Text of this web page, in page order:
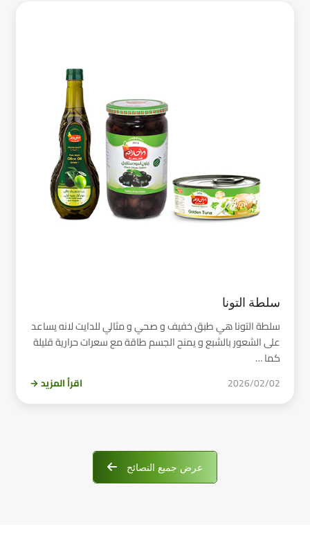
سلطة التونا
سلطة التونا هي طبق خفيف و صحي و مثالي للدايت لانه يساعد
على الشعور بالشبع و يمنح الجسم طاقة مع سعرات حرارية قليلة
كما …
2026/02/02 اقرأ المزيد →
عرض جميع النصائح